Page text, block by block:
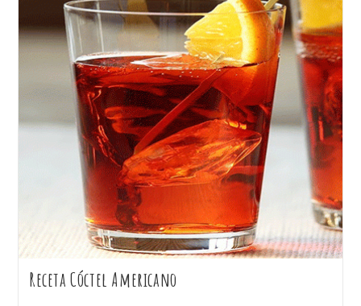
Receta Cóctel Americano